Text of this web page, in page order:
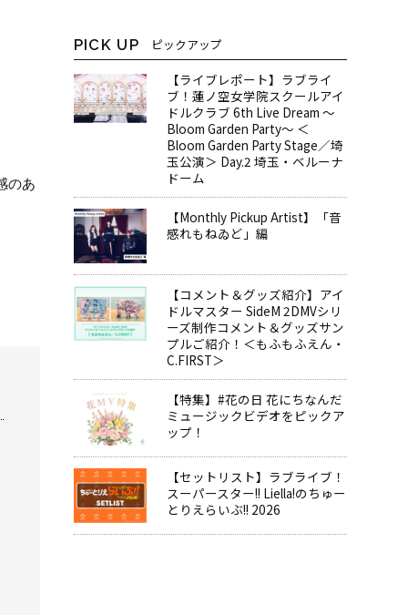
のあ
PICK UP ピックアップ
【ライブレポート】ラブライ
ブ！蓮ノ空女学院スクールアイ
ドルクラブ 6th Live Dream ～
Bloom Garden Party～ ＜
Bloom Garden Party Stage／埼
玉公演＞ Day.2 埼玉・ベルーナ
ドーム
【Monthly Pickup Artist】「音
感れもねゐど」編
【コメント＆グッズ紹介】アイ
ドルマスター SideM 2DMVシリ
ーズ制作コメント＆グッズサン
プルご紹介！＜もふもふえん・
C.FIRST＞
【特集】#花の日 花にちなんだ
ミュージックビデオをピックア
ップ！
【セットリスト】ラブライブ！
スーパースター!! Liella!のちゅー
とりえらいぶ!! 2026